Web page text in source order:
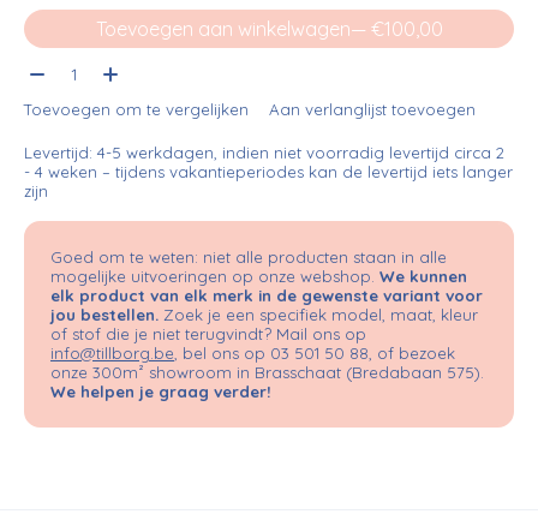
Toevoegen aan winkelwagen
— €100,00
Aantal:
Toevoegen om te vergelijken Aan verlanglijst toevoegen
Levertijd: 4-5 werkdagen, indien niet voorradig levertijd circa 2
- 4 weken – tijdens vakantieperiodes kan de levertijd iets langer
zijn
Goed om te weten: niet alle producten staan in alle
mogelijke uitvoeringen op onze webshop. We kunnen
elk product van elk merk in de gewenste variant voor
jou bestellen. Zoek je een specifiek model, maat, kleur
of stof die je niet terugvindt? Mail ons op
info@tillborg.be , bel ons op 03 501 50 88, of bezoek
onze 300m² showroom in Brasschaat (Bredabaan 575).
We helpen je graag verder!